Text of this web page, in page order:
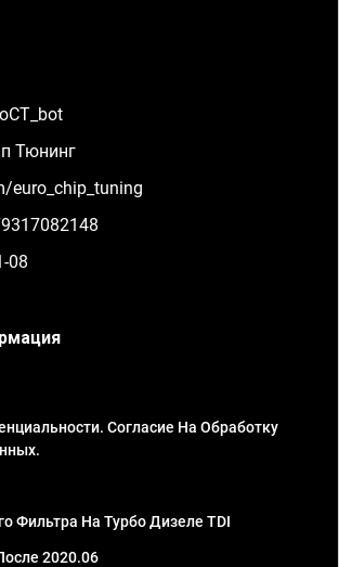
Тюнинг
euro_chip_tuning
08
Согласие На Обработку
Фильтра На Турбо Дизеле TDI
2020.06